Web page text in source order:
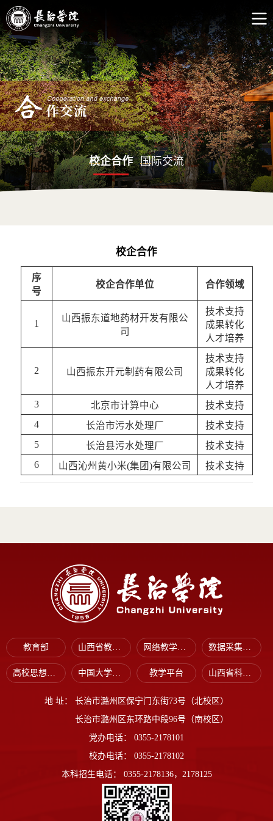
校企合作 国际交流
校企合作
序
号
校企合作单位 合作领域
1
山西振东道地药材开发有限公
司
技术支持
成果转化
人才培养
2 山西振东开元制药有限公司
技术支持
成果转化
人才培养
3
北京市计算中心
技术支持
4
长治市污水处理厂
技术支持
5
长治县污水处理厂
技术支持
6
山西沁州黄小米(集团)有限公司 技术支持
教育部 山西省教育厅 网络教学平台 数据采集平台
高校思想政治工作网 中国大学生在线 教学平台 山西省科技厅
地 址：
长治市潞州区保宁门东街73号（北校区）
长治市潞州区东环路中段96号（南校区）
党办电话：
0355-2178101
校办电话：
0355-2178102
本科招生电话：
0355-2178136，2178125